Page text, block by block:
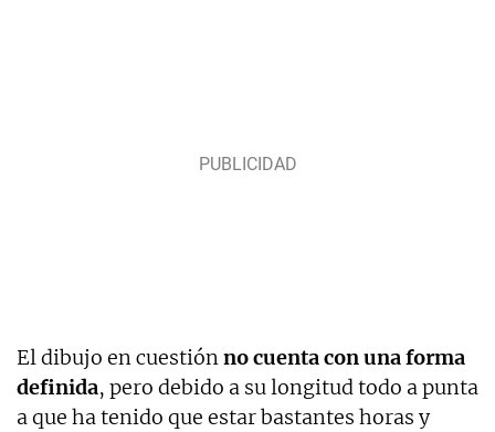
El dibujo en cuestiónno cuenta con una forma
definida, pero debido a su longitud todo a punta
a que ha tenido que estar bastantes horas y